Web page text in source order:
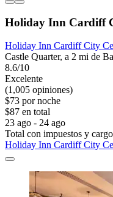
Holiday Inn Cardiff
Holiday Inn Cardiff City
Castle Quarter, a 2 mi de
8.6/10
Excelente
(1,005 opiniones)
$73 por noche
$87 en total
23 ago - 24 ago
Total con impuestos y
Holiday Inn Cardiff City